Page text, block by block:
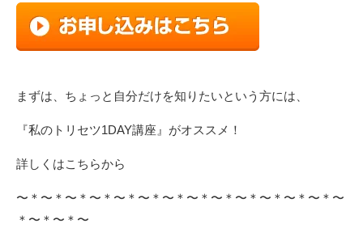
まずは、ちょっと自分だけを知りたいという方には、
『私のトリセツ1DAY講座』がオススメ！
詳しくはこちらから
〜＊〜＊〜＊〜＊〜＊〜＊〜＊〜＊〜＊〜＊〜＊〜＊〜＊〜
＊〜＊〜＊〜